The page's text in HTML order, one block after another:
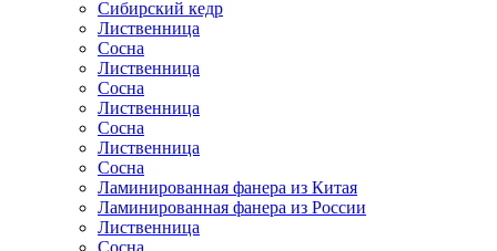
Сибирский кедр
Лиственница
Сосна
Лиственница
Сосна
Лиственница
Сосна
Лиственница
Сосна
Ламинированная фанера из Китая
Ламинированная фанера из России
Лиственница
Сосна